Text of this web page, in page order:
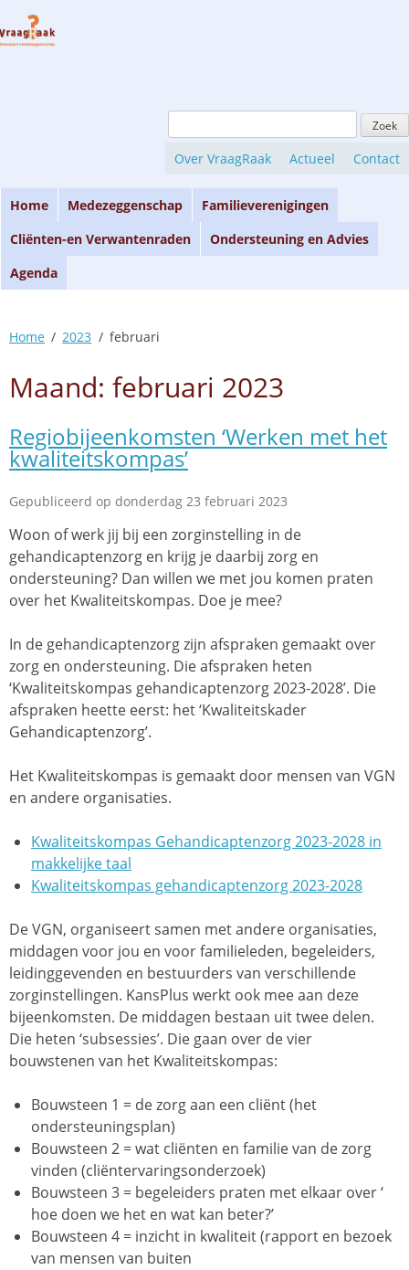
to
naar:
Over VraagRaak Actueel Contact
Home Medezeggenschap
Familieverenigingen
Cliënten-en Verwantenraden
Ondersteuning en Advies
Agenda
Home 2023 februari
Maand: februari 2023
Regiobijeenkomsten ‘Werken met het
kwaliteitskompas’
Gepubliceerd op donderdag 23 februari 2023
Woon of werk jij bij een zorginstelling in de
gehandicaptenzorg en krijg je daarbij zorg en
ondersteuning? Dan willen we met jou komen praten
over het Kwaliteitskompas. Doe je mee?
In de gehandicaptenzorg zijn afspraken gemaakt over
zorg en ondersteuning. Die afspraken heten
‘Kwaliteitskompas gehandicaptenzorg 2023-2028’. Die
afspraken heette eerst: het ‘Kwaliteitskader
Gehandicaptenzorg’.
Het Kwaliteitskompas is gemaakt door mensen van VGN
en andere organisaties.
Kwaliteitskompas Gehandicaptenzorg 2023-2028 in
makkelijke taal
Kwaliteitskompas gehandicaptenzorg 2023-2028
De VGN, organiseert samen met andere organisaties,
middagen voor jou en voor familieleden, begeleiders,
leidinggevenden en bestuurders van verschillende
zorginstellingen. KansPlus werkt ook mee aan deze
bijeenkomsten. De middagen bestaan uit twee delen.
Die heten ‘subsessies’. Die gaan over de vier
bouwstenen van het Kwaliteitskompas:
Bouwsteen 1 = de zorg aan een cliënt (het
ondersteuningsplan)
Bouwsteen 2 = wat cliënten en familie van de zorg
vinden (cliëntervaringsonderzoek)
Bouwsteen 3 = begeleiders praten met elkaar over ‘
hoe doen we het en wat kan beter?’
Bouwsteen 4 = inzicht in kwaliteit (rapport en bezoek
van mensen van buiten